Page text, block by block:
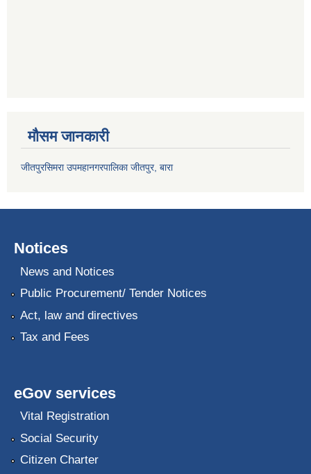
मौसम जानकारी
जीतपुरसिमरा उपमहानगरपालिका जीतपुर, बारा
Notices
News and Notices
Public Procurement/ Tender Notices
Act, law and directives
Tax and Fees
eGov services
Vital Registration
Social Security
Citizen Charter